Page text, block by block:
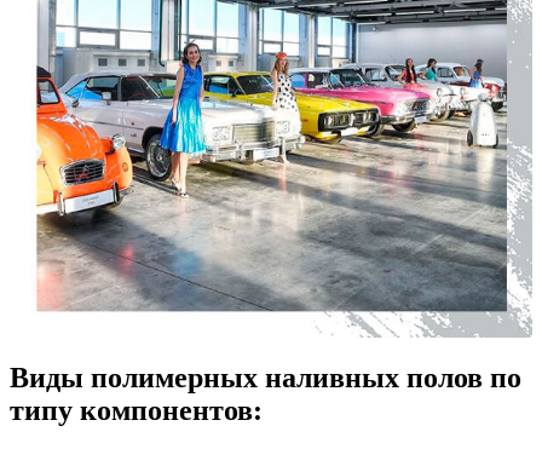
Виды полимерных наливных полов по
типу компонентов: